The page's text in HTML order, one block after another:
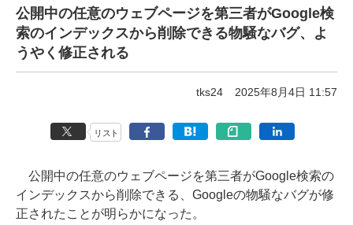
公開中の任意のウェブページを第三者がGoogle検
索のインデックスから削除できる物騒なバグ、よ
うやく修正される
tks24 2025年8月4日 11:57
リスト
公開中の任意のウェブページを第三者がGoogle検索の
インデックスから削除できる、Googleの物騒なバグが修
正されたことが明らかになった。